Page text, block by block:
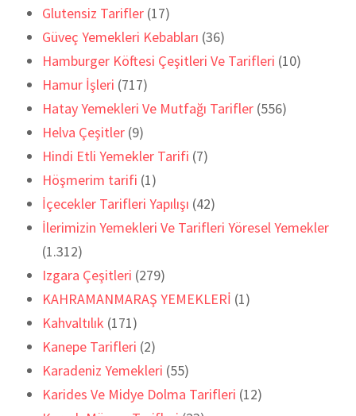
Glutensiz Tarifler (17)
Güveç Yemekleri Kebabları (36)
Hamburger Köftesi Çeşitleri Ve Tarifleri (10)
Hamur İşleri (717)
Hatay Yemekleri Ve Mutfağı Tarifler (556)
Helva Çeşitler (9)
Hindi Etli Yemekler Tarifi (7)
Höşmerim tarifi (1)
İçecekler Tarifleri Yapılışı (42)
İlerimizin Yemekleri Ve Tarifleri Yöresel Yemekler
(1.312)
Izgara Çeşitleri (279)
KAHRAMANMARAŞ YEMEKLERİ (1)
Kahvaltılık (171)
Kanepe Tarifleri (2)
Karadeniz Yemekleri (55)
Karides Ve Midye Dolma Tarifleri (12)